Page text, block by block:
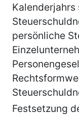
persönliche
Festsetzung